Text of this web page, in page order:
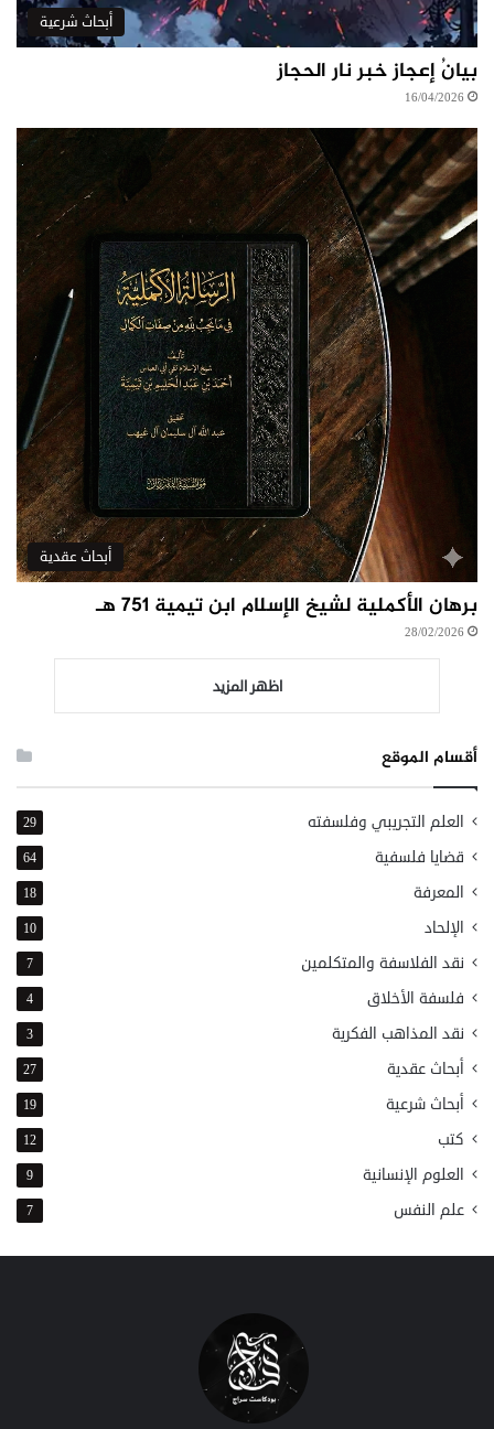
أبحاث شرعية
بيانُ إعجاز خبر نار الحجاز
16/04/2026
أبحاث عقدية
برهان الأكملية لشيخ الإسلام ابن تيمية ٧٥١ هـ
28/02/2026
اظهر المزيد
أقسام الموقع
العلم التجريبي وفلسفته 29
قضايا فلسفية 64
المعرفة 18
الإلحاد 10
نقد الفلاسفة والمتكلمين 7
فلسفة الأخلاق 4
نقد المذاهب الفكرية 3
أبحاث عقدية 27
أبحاث شرعية 19
كتب 12
العلوم الإنسانية 9
علم النفس 7